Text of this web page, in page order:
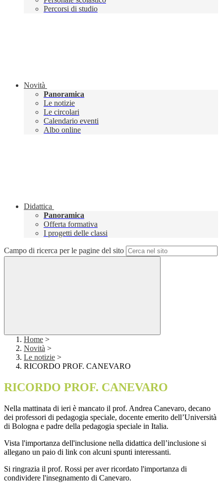
Percorsi di studio
Novità
Panoramica
Le notizie
Le circolari
Calendario eventi
Albo online
Didattica
Panoramica
Offerta formativa
I progetti delle classi
Campo di ricerca per le pagine del sito
Home >
Novità >
Le notizie >
RICORDO PROF. CANEVARO
RICORDO PROF. CANEVARO
Nella mattinata di ieri è mancato il prof. Andrea Canevaro, decano
dei professori di pedagogia speciale, docente emerito dell’Università
di Bologna e padre della pedagogia speciale in Italia.
Vista l'importanza dell'inclusione nella didattica dell’inclusione si
allegano un paio di link con alcuni spunti interessanti.
Si ringrazia il prof. Rossi per aver ricordato l'importanza di
condividere l'insegnamento di Canevaro.